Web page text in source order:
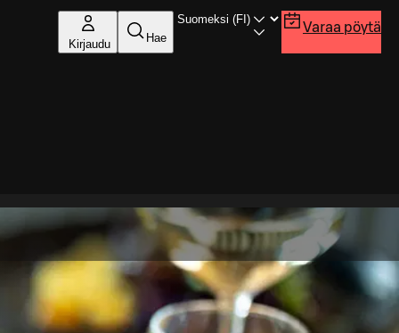
Kirjaudu Hae
Varaa pöytä